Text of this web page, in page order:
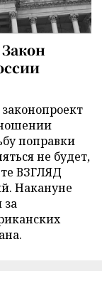
поправки
не будет,
ВЗГЛЯД
Накануне
за